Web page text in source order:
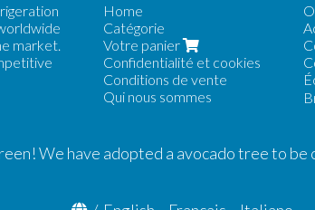
market.
Home
Catégorie
Votre panier
Confidentialité et cookies
Conditions de vente
Qui nous sommes
We have adopted a avocado tree to be